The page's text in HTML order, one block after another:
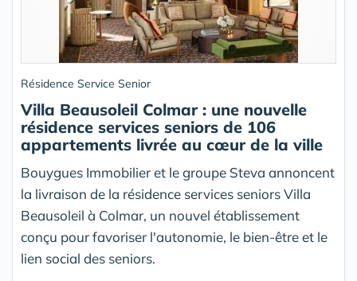
Résidence Service Senior
Villa Beausoleil Colmar : une nouvelle
résidence services seniors de 106
appartements livrée au cœur de la ville
Bouygues Immobilier et le groupe Steva annoncent
la livraison de la résidence services seniors Villa
Beausoleil à Colmar, un nouvel établissement
conçu pour favoriser l'autonomie, le bien-être et le
lien social des seniors.